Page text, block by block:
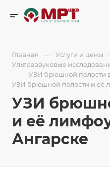
Главная — Услуги и цены
Ультразвуковые
— УЗИ брюшной полости
УЗИ брюшной полости и её
УЗИ
и её
Ангарске